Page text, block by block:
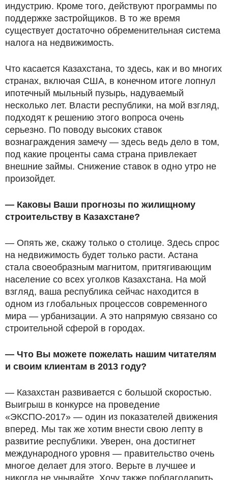
индустрию. Кроме того, действуют программы по
поддержке застройщиков. В то же время
существует достаточно обременительная система
налога на недвижимость.
Что касается Казахстана, то здесь, как и во многих
странах, включая США, в конечном итоге лопнул
ипотечный мыльный пузырь, надуваемый
несколько лет. Власти республики, на мой взгляд,
подходят к решению этого вопроса очень
серьезно. По поводу высоких ставок
вознаграждения замечу — здесь ведь дело в том,
под какие проценты сама страна привлекает
внешние займы. Снижение ставок в одно утро не
произойдет.
— Каковы Ваши прогнозы по жилищному
строительству в Казахстане?
— Опять же, скажу только о столице. Здесь спрос
на недвижимость будет только расти. Астана
стала своеобразным магнитом, притягивающим
население со всех уголков Казахстана. На мой
взгляд, ваша республика сейчас находится в
одном из глобальных процессов современного
мира — урбанизации. А это напрямую связано со
строительной сферой в городах.
— Что Вы можете пожелать нашим читателям
и своим клиентам в 2013 году?
— Казахстан развивается с большой скоростью.
Выигрыш в конкурсе на проведение
«ЭКСПО-2017» — один из показателей движения
вперед. Мы так же хотим внести свою лепту в
развитие республики. Уверен, она достигнет
международного уровня — правительство очень
многое делает для этого. Верьте в лучшее и
никогда не унывайте. Хочу также поблагодарить